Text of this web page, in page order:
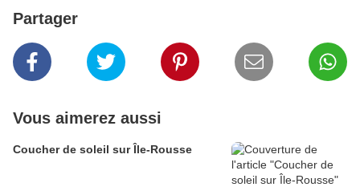
Partager
Vous aimerez aussi
Coucher de soleil sur Île-Rousse